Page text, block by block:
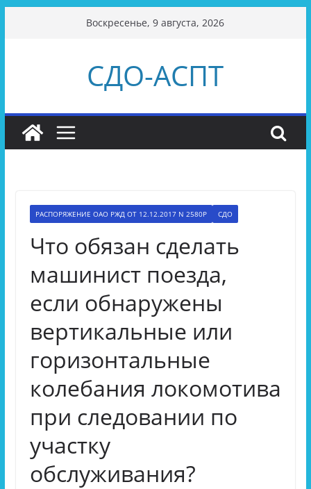
Воскресенье, 9 августа, 2026
СДО-АСПТ
РАСПОРЯЖЕНИЕ ОАО РЖД ОТ 12.12.2017 N 2580Р СДО
Что обязан сделать
машинист поезда,
если обнаружены
вертикальные или
горизонтальные
колебания локомотива
при следовании по
участку
обслуживания?